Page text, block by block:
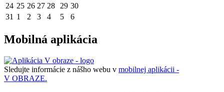
24 25 26 27 28 29 30
31 1 2 3 4 5 6
Mobilná aplikácia
Sledujte informácie z nášho webu v mobilnej aplikácii -
V OBRAZE.